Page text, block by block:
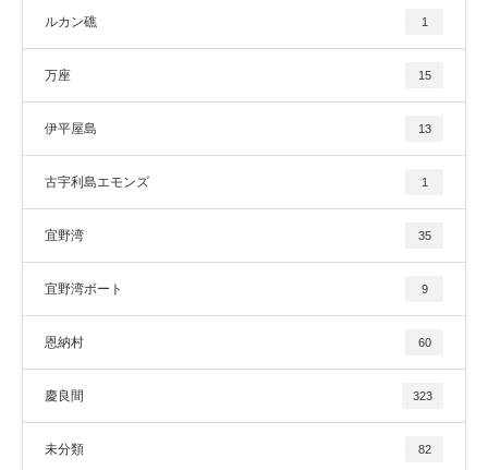
ルカン礁 1
万座 15
伊平屋島 13
古宇利島エモンズ 1
宜野湾 35
宜野湾ボート 9
恩納村 60
慶良間 323
未分類 82